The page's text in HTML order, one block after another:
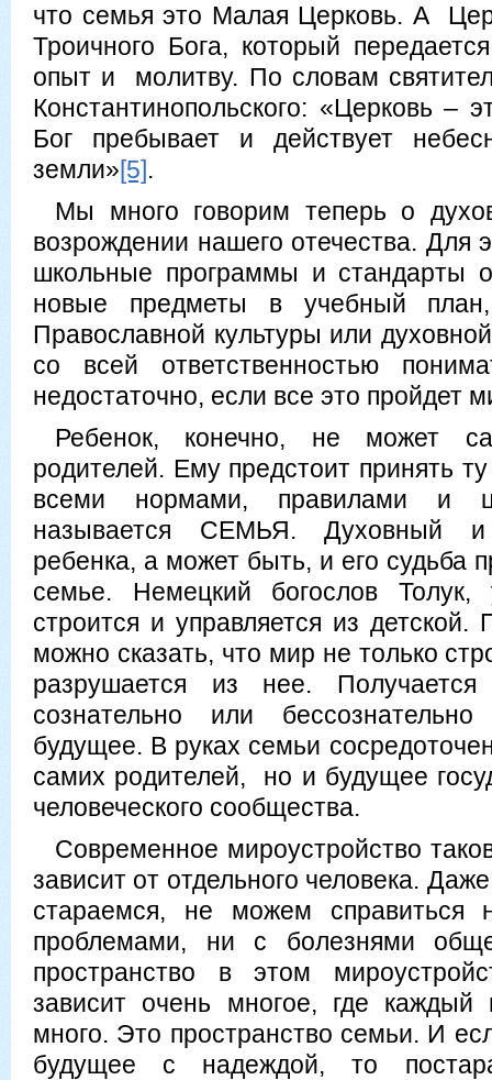
что семья это Малая Церковь. А
Троичного Бога, который
опыт и молитву. По словам
Константинопольского: «Церковь –
Бог пребывает и действует
земли»[5].
Мы много говорим теперь о
возрождении нашего отечества. Для
школьные программы и стандарты
новые предметы в учебный
Православной культуры или
со всей ответственностью
недостаточно, если все это пройдет
Ребенок, конечно, не может
родителей. Ему предстоит принять
всеми нормами, правилами и
называется СЕМЬЯ. Духовный
ребенка, а может быть, и его судьба
семье. Немецкий богослов Толук,
строится и управляется из
можно сказать, что мир не только
разрушается из нее.
сознательно или
будущее. В руках семьи
самих родителей, но и будущее
человеческого сообщества.
Современное мироустройство
зависит от отдельного человека.
стараемся, не можем справиться
проблемами, ни с болезнями
пространство в этом
зависит очень многое, где каждый
много. Это пространство семьи. И
будущее с надеждой, то